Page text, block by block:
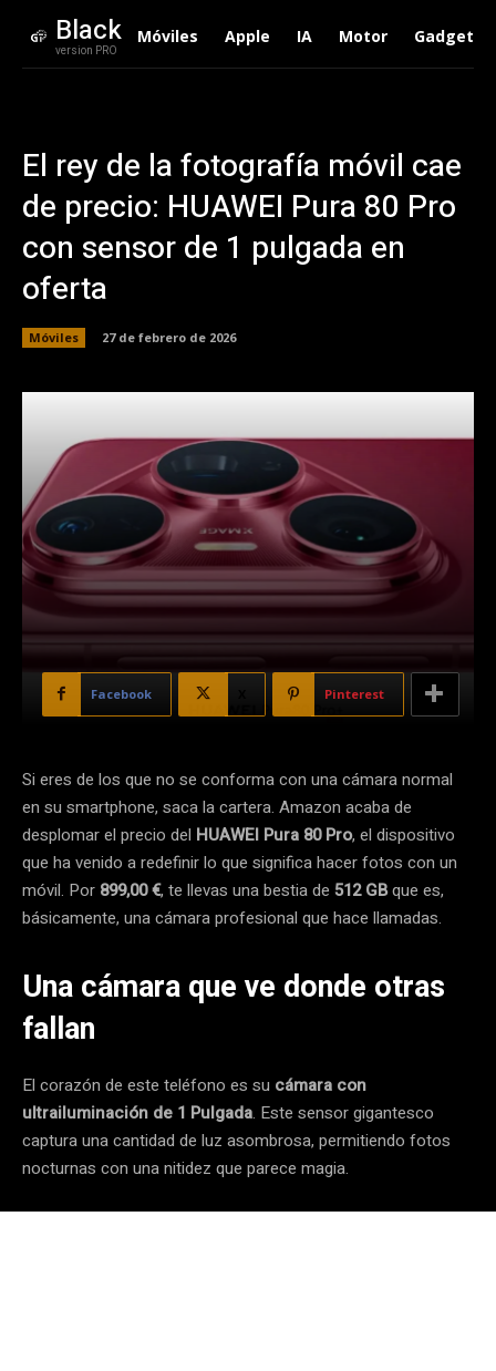
Black
version PRO
Móviles Apple IA Motor Gadgets
El rey de la fotografía móvil cae
de precio: HUAWEI Pura 80 Pro
con sensor de 1 pulgada en
oferta
Móviles 27 de febrero de 2026
Facebook Pinterest
Si eres de los que no se conforma con una cámara normal
en su smartphone, saca la cartera. Amazon acaba de
desplomar el precio del HUAWEI Pura 80 Pro, el dispositivo
que ha venido a redefinir lo que significa hacer fotos con un
móvil. Por 899,00 €, te llevas una bestia de 512 GBque es,
básicamente, una cámara profesional que hace llamadas.
Una cámara que ve donde otras
fallan
El corazón de este teléfono es su cámara con
ultrailuminación de 1 Pulgada. Este sensor gigantesco
captura una cantidad de luz asombrosa, permitiendo fotos
nocturnas con una nitidez que parece magia.